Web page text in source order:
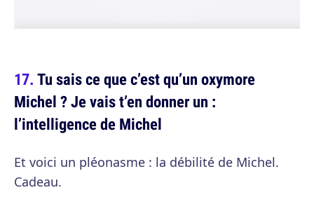
Tu sais ce que c’est qu’un oxymore
Michel ? Je vais t’en donner un :
l’intelligence de Michel
Et voici un pléonasme : la débilité de Michel.
Cadeau.